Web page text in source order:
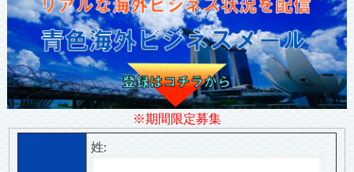
※期間限定募集
姓: